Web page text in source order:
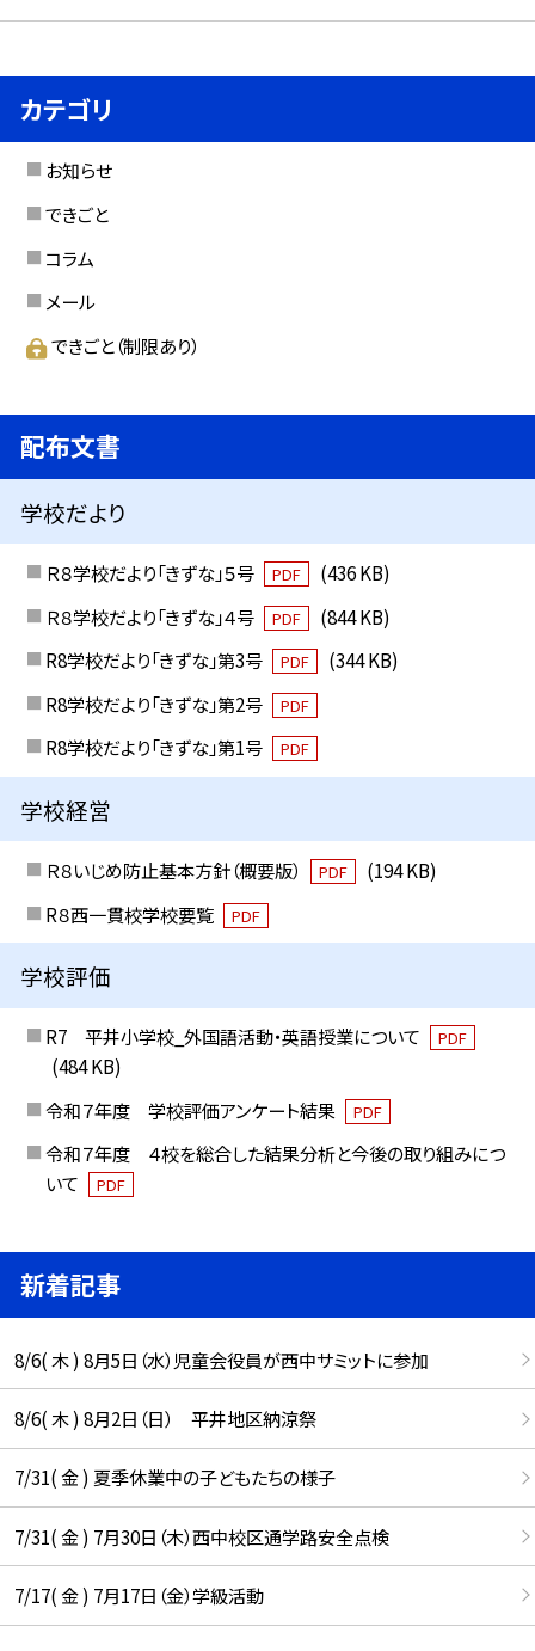
カテゴリ
お知らせ
できごと
コラム
メール
できごと（制限あり）
配布文書
学校だより
Ｒ８学校だより「きずな」５号 PDF
(436 KB)
Ｒ８学校だより「きずな」４号
PDF
(844 KB)
R8学校だより「きずな」第3号
PDF
(344 KB)
R8学校だより「きずな」第2号
PDF
R8学校だより「きずな」第1号 PDF
学校経営
Ｒ８いじめ防止基本方針（概要版） PDF
(194 KB)
R８西一貫校学校要覧
PDF
学校評価
R7 平井小学校_外国語活動・英語授業について PDF
(484 KB)
令和７年度 学校評価アンケート結果
PDF
令和７年度 ４校を総合した結果分析と今後の取り組みにつ
いて
PDF
新着記事
8/6( 木 ) 8月5日（水）児童会役員が西中サミットに参加
8/6( 木 ) 8月2日（日） 平井地区納涼祭
7/31( 金 ) 夏季休業中の子どもたちの様子
7/31( 金 ) 7月30日（木）西中校区通学路安全点検
7/17( 金 ) 7月17日（金）学級活動